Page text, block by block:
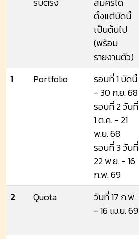
ตั้งแต่บัดนี้
เป็นต้นไป
(พร้อม
รายงานตัว)
1 Portfolio
รอบที่ 1 บัดนี้
- 30 ก.ย. 68
รอบที่ 2 วันที่
1 ต.ค. - 21
พ.ย. 68
รอบที่ 3 วันที่
22 พ.ย. - 16
ก.พ. 69
2 Quota
วันที่ 17 ก.พ.
- 16 เม.ย. 69